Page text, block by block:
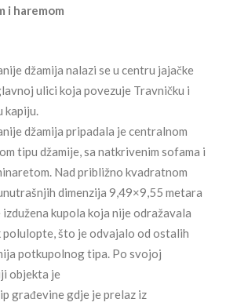
i haremom
džamija nalazi se u centru jajačke
ulici koja povezuje Travničku i
kapiju.
džamija pripadala je centralnom
tipu džamije, sa natkrivenim sofama i
Nad približno kvadratnom
dimenzija 9,49×9,55 metara
izdužena kupola koja nije odražavala
polulopte, što je odvajalo od ostalih
potkupolnog tipa. Po svojoj
objekta je
građevine gdje je prelaz iz